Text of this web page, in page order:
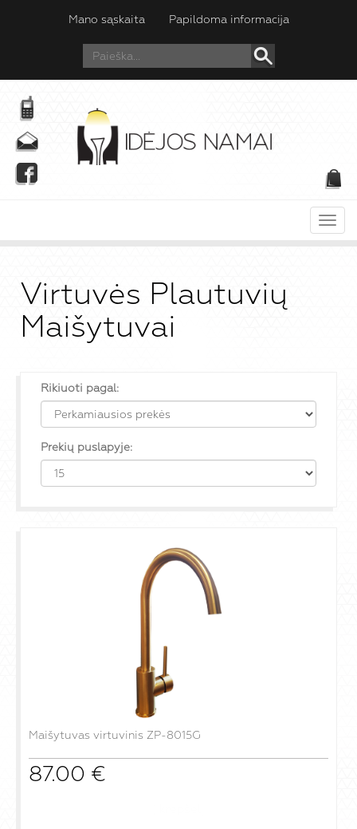
Mano sąskaita Papildoma informacija
Virtuvės Plautuvių
Maišytuvai
Rikiuoti pagal:
Prekių puslapyje:
Maišytuvas virtuvinis ZP-8015G
87.00 €